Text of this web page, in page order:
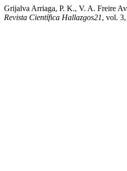
Grijalva Arriaga, P. K., V. A. Freire
Revista Científica Hallazgos21, vol.